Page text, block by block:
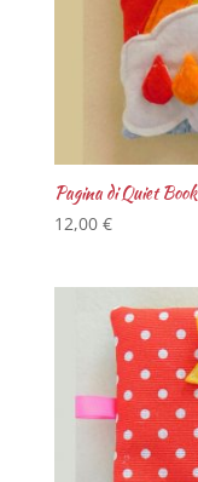
Pagina di Quiet
12,00 €